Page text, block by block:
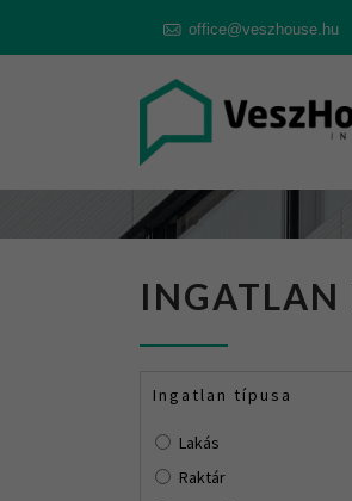
office@veszhouse.hu
INGATLAN
Ingatlan típusa
Lakás
Raktár